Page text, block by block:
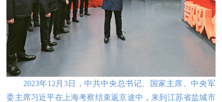
2023年12月3日，中共中央总书记、国家主席、中央军
委主席习近平在上海考察结束返京途中，来到江苏省盐城市